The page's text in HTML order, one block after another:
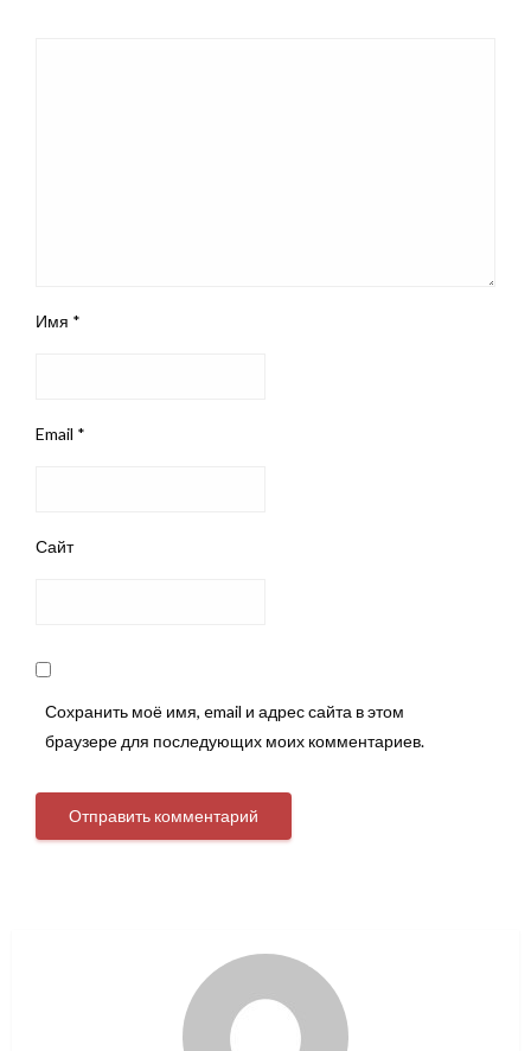
Имя *
Email *
Сайт
Сохранить моё имя, email и адрес сайта в этом
браузере для последующих моих комментариев.